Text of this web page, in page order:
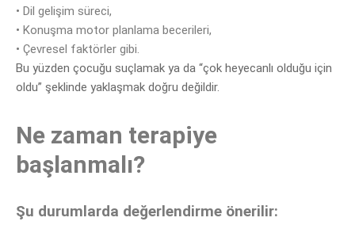
• Dil gelişim süreci,
• Konuşma motor planlama becerileri,
• Çevresel faktörler gibi.
Bu yüzden çocuğu suçlamak ya da “çok heyecanlı olduğu için
oldu” şeklinde yaklaşmak doğru değildir.
Ne zaman terapiye
başlanmalı?
Şu durumlarda değerlendirme önerilir: